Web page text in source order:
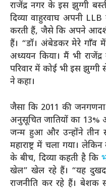
राजेंद्र नगर के इस झुग्गी
दिव्या वाहुरवाघ अपनी
करती हैं, जैसे कि अपने
हैं। “डॉ। अंबेडकर मेरे गाँव
अध्ययन किया। मैं भी
परिवार में कोई भी इस झुग्गी
ने कहा।
जैसा कि 2011 की
अनुसूचित जातियों का
जन्म हुआ और उन्होंने तीन
महाराष्ट्र में चला गया।
के बीच, दिव्या कहती है कि
खेल” खेल रहे हैं। “यह
राजनीति कर रहे हैं। बेशक